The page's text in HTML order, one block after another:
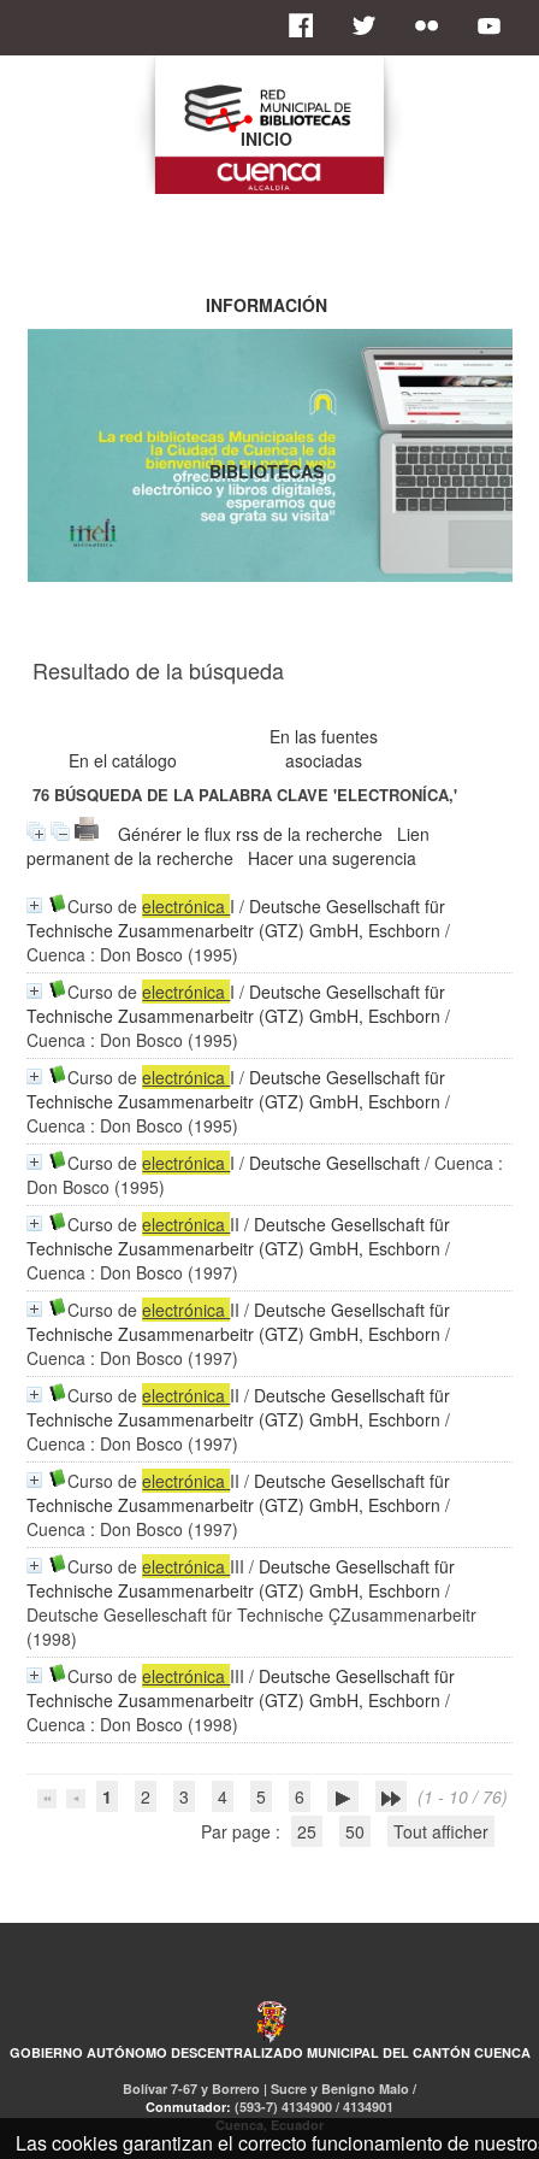
Resultado de la búsqueda
En el catálogo
En las fuentes
asociadas
76 BÚSQUEDA DE LA PALABRA CLAVE'ELECTRONÍCA,'
Générer le flux rss de la recherche
Lien
permanent de la recherche
Hacer una sugerencia
Curso deelectrónica I / Deutsche Gesellschaft für
Technische Zusammenarbeitr (GTZ) GmbH, Eschborn /
Cuenca : Don Bosco (1995)
Curso deelectrónica I / Deutsche Gesellschaft für
Technische Zusammenarbeitr (GTZ) GmbH, Eschborn /
Cuenca : Don Bosco (1995)
Curso deelectrónica I / Deutsche Gesellschaft für
Technische Zusammenarbeitr (GTZ) GmbH, Eschborn /
Cuenca : Don Bosco (1995)
Curso deelectrónica I / Deutsche Gesellschaft / Cuenca :
Don Bosco (1995)
Curso deelectrónica II / Deutsche Gesellschaft für
Technische Zusammenarbeitr (GTZ) GmbH, Eschborn /
Cuenca : Don Bosco (1997)
Curso deelectrónica II / Deutsche Gesellschaft für
Technische Zusammenarbeitr (GTZ) GmbH, Eschborn /
Cuenca : Don Bosco (1997)
Curso deelectrónica II / Deutsche Gesellschaft für
Technische Zusammenarbeitr (GTZ) GmbH, Eschborn /
Cuenca : Don Bosco (1997)
Curso deelectrónica II / Deutsche Gesellschaft für
Technische Zusammenarbeitr (GTZ) GmbH, Eschborn /
Cuenca : Don Bosco (1997)
Curso deelectrónica III / Deutsche Gesellschaft für
Technische Zusammenarbeitr (GTZ) GmbH, Eschborn /
Deutsche Geselleschaft für Technische ÇZusammenarbeitr
(1998)
Curso deelectrónica III / Deutsche Gesellschaft für
Technische Zusammenarbeitr (GTZ) GmbH, Eschborn /
Cuenca : Don Bosco (1998)
1 2 3 4 5 6
(1 - 10 / 76)
Par page :
25 50 Tout afficher
GOBIERNO AUTÓNOMO DESCENTRALIZADO MUNICIPAL DEL CANTÓN CUENCA
Bolívar 7-67 y Borrero | Sucre y Benigno Malo /
Conmutador: (593-7) 4134900 / 4134901
Cuenca, Ecuador
INICIO
INFORMACIÓN
BIBLIOTECAS
Las cookies garantizan el correcto funcionamiento de